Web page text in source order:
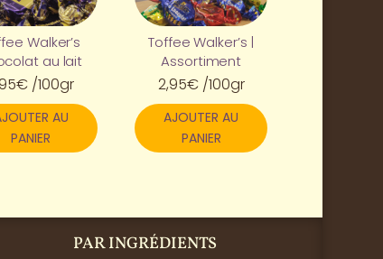
Walker’s
au lait
€ /100gr
AU
PANIER
Toffee Walker’s |
Assortiment
2,95€ /100gr
AJOUTER AU
PANIER
PAR INGRÉDIENTS